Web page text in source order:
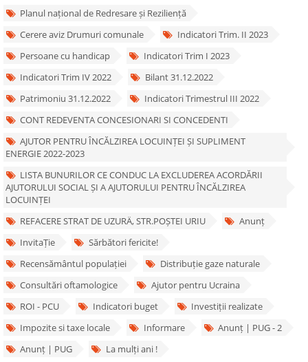
Planul național de Redresare și Reziliență
Cerere aviz Drumuri comunale
Indicatori Trim. II 2023
Persoane cu handicap
Indicatori Trim I 2023
Indicatori Trim IV 2022
Bilant 31.12.2022
Patrimoniu 31.12.2022
Indicatori Trimestrul III 2022
CONT REDEVENTA CONCESIONARI SI CONCEDENTI
AJUTOR PENTRU ÎNCĂLZIREA LOCUINȚEI ȘI SUPLIMENT
ENERGIE 2022-2023
LISTA BUNURILOR CE CONDUC LA EXCLUDEREA ACORDĂRII
AJUTORULUI SOCIAL ȘI A AJUTORULUI PENTRU ÎNCĂLZIREA
LOCUINȚEI
REFACERE STRAT DE UZURÄ‚ STR.POȘTEI URIU
Anunț
InvitaȚie
Sărbători fericite!
Recensământul populației
Distribuție gaze naturale
Consultări oftamologice
Ajutor pentru Ucraina
ROI - PCU
Indicatori buget
Investiții realizate
Impozite si taxe locale
Informare
Anunț | PUG - 2
Anunț | PUG
La mulți ani !